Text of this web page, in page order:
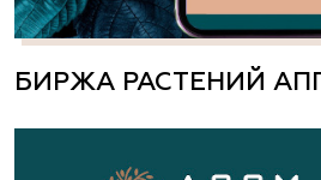
БИРЖА РАСТЕНИЙ